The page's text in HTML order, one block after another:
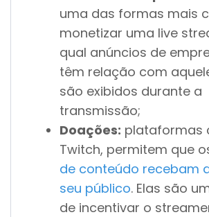
uma das formas mais
monetizar uma live
qual anúncios de
têm relação com
são exibidos durante a
transmissão;
Doações: plataformas
Twitch, permitem que
de conteúdo recebam
seu público. Elas são
de incentivar o